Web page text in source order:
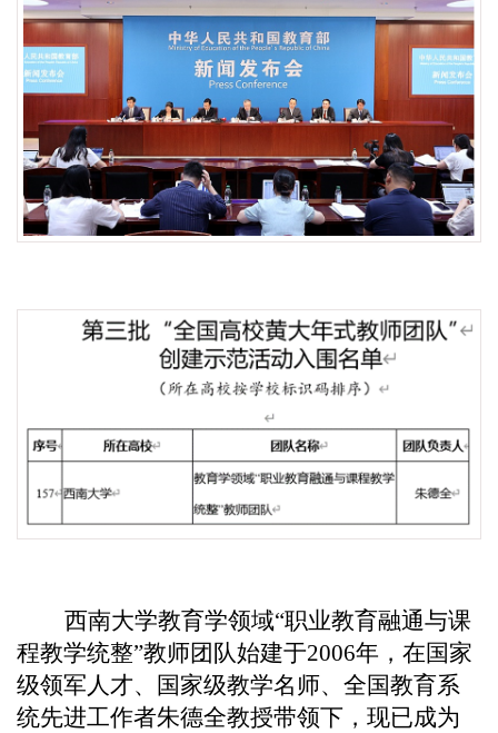
西南大学教育学领域“职业教育融通与课
程教学统整”教师团队始建于2006年，在国家
级领军人才、国家级教学名师、全国教育系
统先进工作者朱德全教授带领下，现已成为